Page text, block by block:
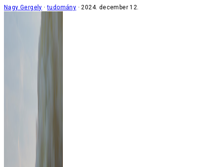
Nagy Gergely tudomány 2024. december 12.